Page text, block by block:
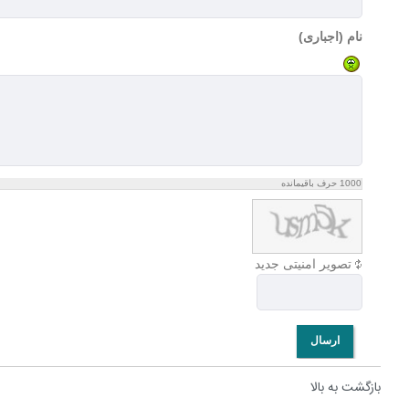
نام (اجباری)
1000 حرف باقیمانده
تصویر امنیتی جدید
ارسال
بازگشت به بالا